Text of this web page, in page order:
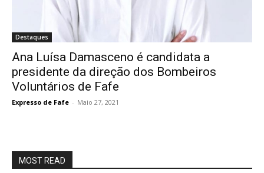
Destaques
Ana Luísa Damasceno é candidata a
presidente da direção dos Bombeiros
Voluntários de Fafe
Expresso de Fafe - Maio 27, 2021
MOST READ